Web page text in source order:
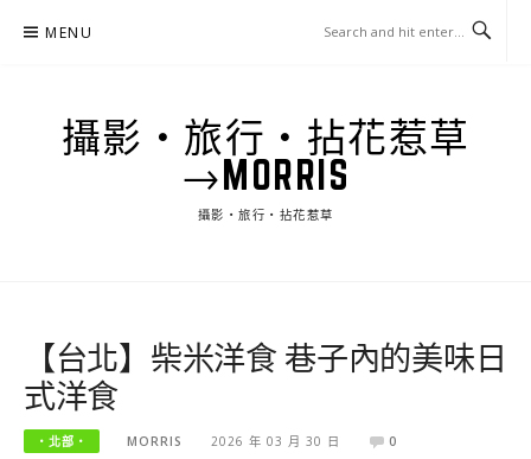
MENU
攝影‧旅行‧拈花惹草
→MORRIS
攝影‧旅行‧拈花惹草
【台北】柴米洋食 巷子內的美味日
式洋食
‧北部‧ MORRIS 2026 年 03 月 30 日 0